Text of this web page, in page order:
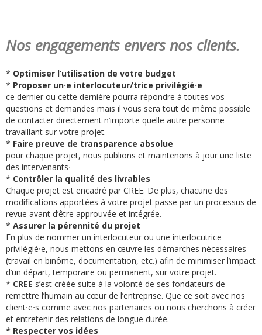
Nos engagements envers nos clients.
* Optimiser l’utilisation de votre budget
* Proposer un⋅e interlocuteur/trice privilégié⋅e
ce dernier ou cette dernière pourra répondre à toutes vos
questions et demandes mais il vous sera tout de même possible
de contacter directement n’importe quelle autre personne
travaillant sur votre projet.
* Faire preuve de transparence absolue
pour chaque projet, nous publions et maintenons à jour une liste
des intervenants⋅
* Contrôler la qualité des livrables
Chaque projet est encadré par CREE. De plus, chacune des
modifications apportées à votre projet passe par un processus de
revue avant d’être approuvée et intégrée.
* Assurer la pérennité du projet
En plus de nommer un interlocuteur ou une interlocutrice
privilégié⋅e, nous mettons en œuvre les démarches nécessaires
(travail en binôme, documentation, etc.) afin de minimiser l’impact
d’un départ, temporaire ou permanent, sur votre projet.
* CREE s’est créée suite à la volonté de ses fondateurs de
remettre l’humain au cœur de l’entreprise. Que ce soit avec nos
client⋅e⋅s comme avec nos partenaires ou nous cherchons à créer
et entretenir des relations de longue durée.
* Respecter vos idées